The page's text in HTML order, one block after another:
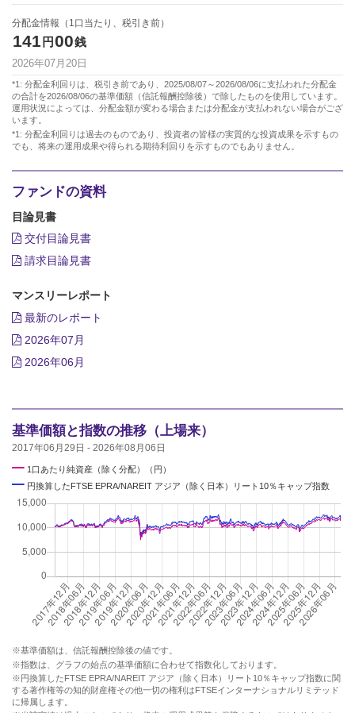
分配金情報（1口当たり、税引き前）
141 円00銭
2026年07月20日
*1: 分配金利回りは、税引き前であり、2025/08/07～2026/08/06に支払われた分配金
の合計を2026/08/06の基準価額（信託報酬控除後）で除したものを使用しています。
運用状況によっては、分配金額が変わる場合または分配金が支払われない場合がござ
います。
*1: 分配金利回りは過去のものであり、投資者の皆様の実質的な投資成果を示すもの
でも、将来の運用成果や得られる期待利回りを示すものでもありません。
ファンドの資料
目論見書
交付目論見書
請求目論見書
マンスリーレポート
最新のレポート
2026年07月
2026年06月
基準価額と指数の推移（上場来）
2017年06月29日 - 2026年08月06日
━ 1口あたり純資産（除く分配）（円）
━ 円換算したFTSE EPRA/NAREIT アジア（除く日本）リート10％キャップ指数
※基準価額は、信託報酬控除後の値です。
※指数は、グラフの始点の基準価額に合わせて指数化しております。
※円換算したFTSE EPRA/NAREIT アジア（除く日本）リート10％キャップ指数に関
する著作権等の知的財産権その他一切の権利はFTSEインターナショナルリミテッド
に帰属します。